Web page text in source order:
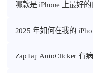
哪款是 iPhone 上最好的
2025 年如何在我的
ZapTap AutoClicker 有